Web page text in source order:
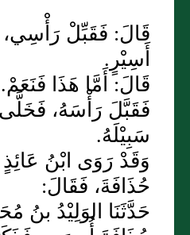
قَالَ: فَقَبِّلْ رَأْسِي،
أَسِيْرٍ.
قَالَ: أَمَّا هَذَا فَنَعَمْ.
فَقَبَّلَ رَأْسَهُ،
سَبِيْلَهُ.
وَقَدْ رَوَى ابْنُ
حُذَافَةَ، فَقَالَ:
حَدَّثَنَا الوَلِيْدُ بنُ